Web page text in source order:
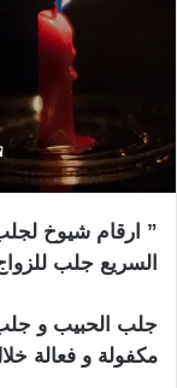
” ارقام شيوخ
السريع جلب
جلب الحبيب و
مكفولة و فعالة